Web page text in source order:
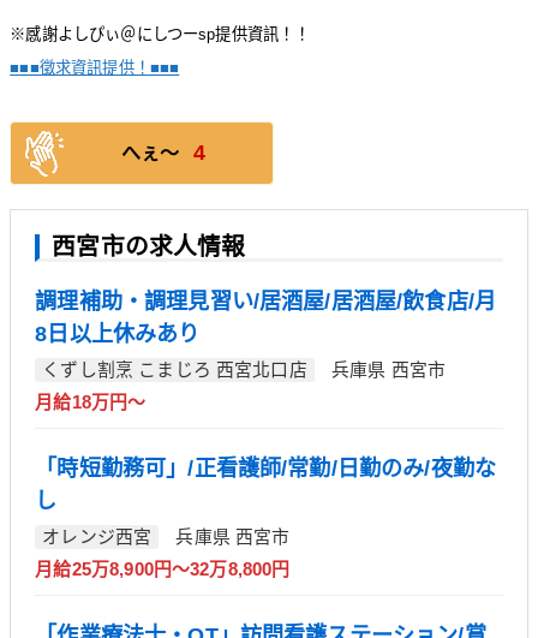
※感謝よしぴぃ＠にしつーsp提供資訊！！
■■■徵求資訊提供！■■■
へぇ〜 4
西宮市の求人情報
調理補助・調理見習い/居酒屋/居酒屋/飲食店/月
8日以上休みあり
くずし割烹 こまじろ 西宮北口店
兵庫県 西宮市
月給18万円～
「時短勤務可」/正看護師/常勤/日勤のみ/夜勤な
し
オレンジ西宮
兵庫県 西宮市
月給25万8,900円～32万8,800円